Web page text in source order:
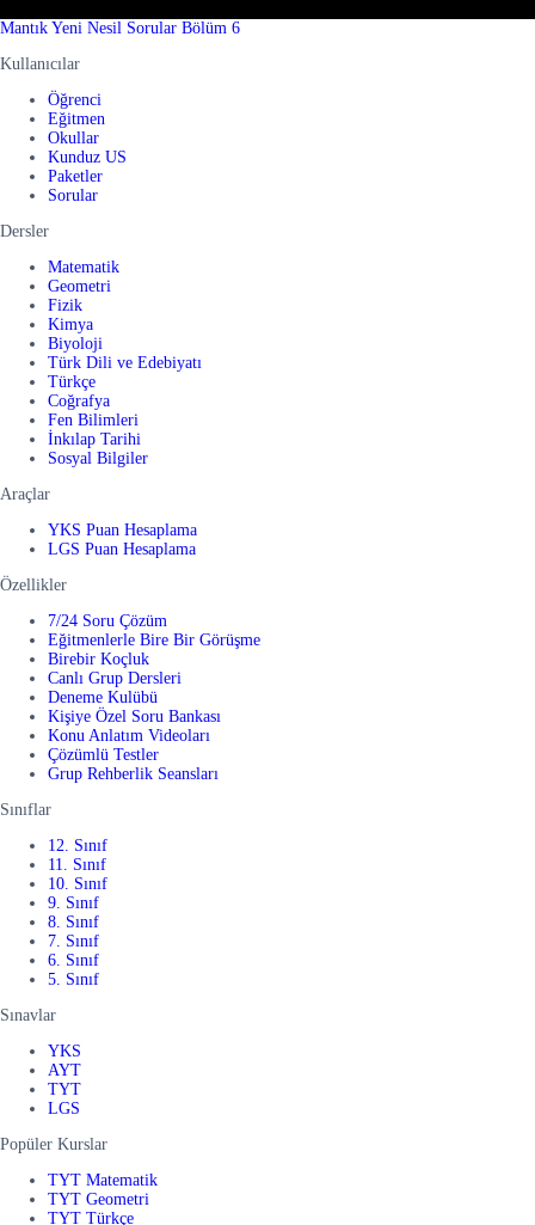
Mantık Yeni Nesil Sorular Bölüm 6
Kullanıcılar
Öğrenci
Eğitmen
Okullar
Kunduz US
Paketler
Sorular
Dersler
Matematik
Geometri
Fizik
Kimya
Biyoloji
Türk Dili ve Edebiyatı
Türkçe
Coğrafya
Fen Bilimleri
İnkılap Tarihi
Sosyal Bilgiler
Araçlar
YKS Puan Hesaplama
LGS Puan Hesaplama
Özellikler
7/24 Soru Çözüm
Eğitmenlerle Bire Bir Görüşme
Birebir Koçluk
Canlı Grup Dersleri
Deneme Kulübü
Kişiye Özel Soru Bankası
Konu Anlatım Videoları
Çözümlü Testler
Grup Rehberlik Seansları
Sınıflar
12. Sınıf
11. Sınıf
10. Sınıf
9. Sınıf
8. Sınıf
7. Sınıf
6. Sınıf
5. Sınıf
Sınavlar
YKS
AYT
TYT
LGS
Popüler Kurslar
TYT Matematik
TYT Geometri
TYT Türkçe